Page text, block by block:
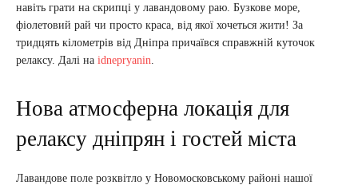
навіть грати на скрипці у лавандовому раю. Бузкове море,
фіолетовий рай чи просто краса, від якої хочеться жити! За
тридцять кілометрів від Дніпра причаївся справжній куточок
релаксу. Далі на idnepryanin
Нова атмосферна локація для
релаксу дніпрян і гостей міста
Лавандове поле розквітло у Новомосковському районі нашої